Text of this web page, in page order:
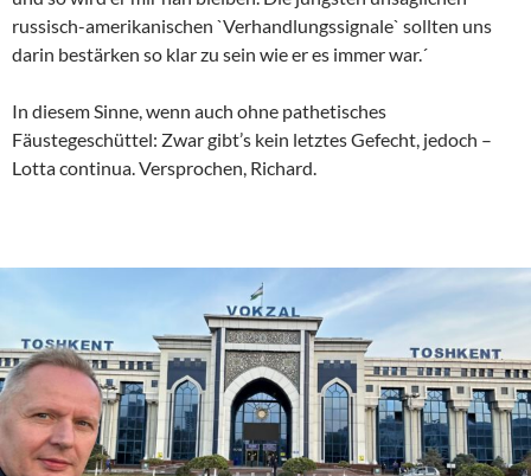
russisch-amerikanischen `Verhandlungssignale` sollten uns
darin bestärken so klar zu sein wie er es immer war.´
In diesem Sinne, wenn auch ohne pathetisches
Fäustegeschüttel: Zwar gibt’s kein letztes Gefecht, jedoch –
Lotta continua. Versprochen, Richard.